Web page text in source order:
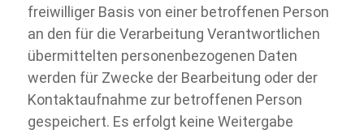
freiwilliger Basis von einer betroffenen Person
an den für die Verarbeitung Verantwortlichen
übermittelten personenbezogenen Daten
werden für Zwecke der Bearbeitung oder der
Kontaktaufnahme zur betroffenen Person
gespeichert. Es erfolgt keine Weitergabe